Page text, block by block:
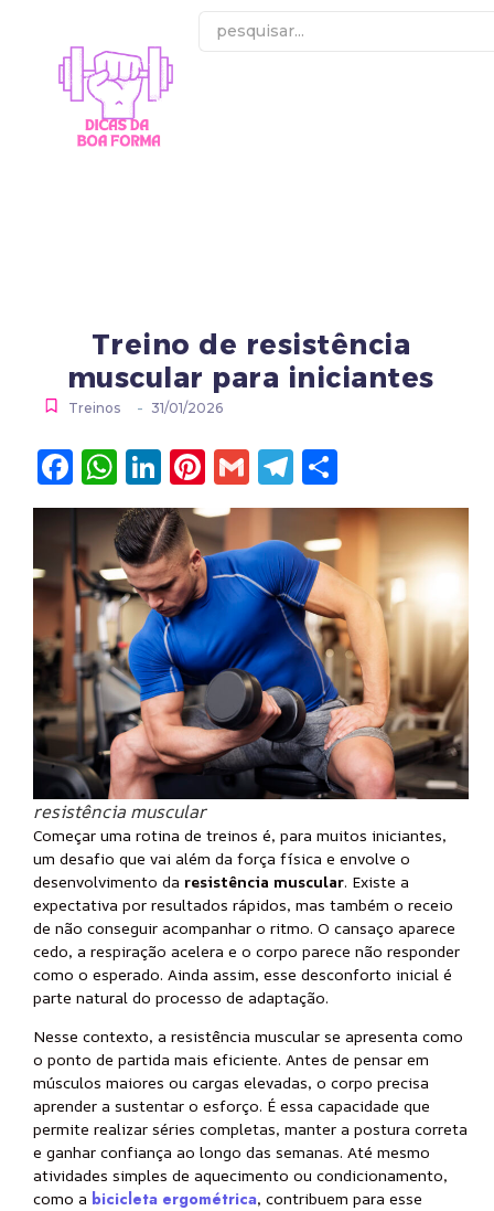
Treino de resistência
muscular para iniciantes
Treinos - 31/01/2026
Facebook
WhatsApp
LinkedIn
Pinterest
GmailTelegram
resistência muscular
Começar uma rotina de treinos é, para muitos iniciantes,
um desafio que vai além da força física e envolve o
desenvolvimento da resistência muscular. Existe a
expectativa por resultados rápidos, mas também o receio
de não conseguir acompanhar o ritmo. O cansaço aparece
cedo, a respiração acelera e o corpo parece não responder
como o esperado. Ainda assim, esse desconforto inicial é
parte natural do processo de adaptação.
Nesse contexto, a resistência muscular se apresenta como
o ponto de partida mais eficiente. Antes de pensar em
músculos maiores ou cargas elevadas, o corpo precisa
aprender a sustentar o esforço. É essa capacidade que
permite realizar séries completas, manter a postura correta
e ganhar confiança ao longo das semanas. Até mesmo
atividades simples de aquecimento ou condicionamento,
como a bicicleta ergométrica, contribuem para esse